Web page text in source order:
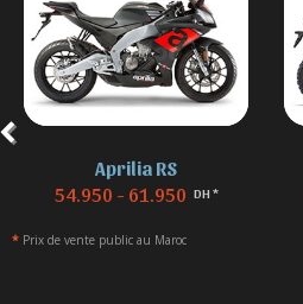
Aprilia RS
54.950 - 61.950 DH *
* Prix de vente public au Maroc